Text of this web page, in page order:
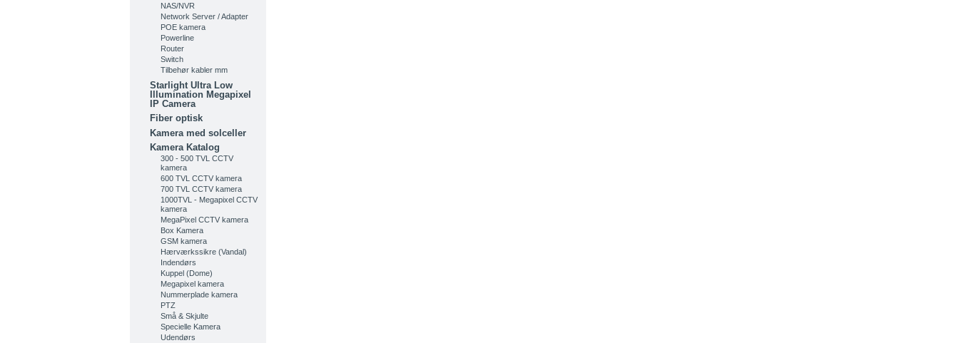
NAS/NVR
Network Server / Adapter
POE kamera
Powerline
Router
Switch
Tilbehør kabler mm
Starlight Ultra Low
Illumination Megapixel
IP Camera
Fiber optisk
Kamera med solceller
Kamera Katalog
300 - 500 TVL CCTV
kamera
600 TVL CCTV kamera
700 TVL CCTV kamera
1000TVL - Megapixel CCTV
kamera
MegaPixel CCTV kamera
Box Kamera
GSM kamera
Hærværkssikre (Vandal)
Indendørs
Kuppel (Dome)
Megapixel kamera
Nummerplade kamera
PTZ
Små & Skjulte
Specielle Kamera
Udendørs